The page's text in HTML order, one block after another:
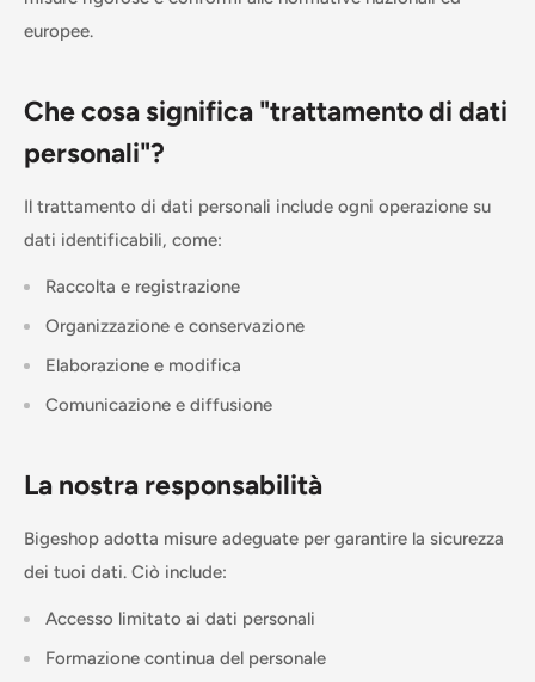
europee.
Che cosa significa "trattamento di dati
personali"?
Il trattamento di dati personali include ogni operazione su
dati identificabili, come:
Raccolta e registrazione
Organizzazione e conservazione
Elaborazione e modifica
Comunicazione e diffusione
La nostra responsabilità
Bigeshop adotta misure adeguate per garantire la sicurezza
dei tuoi dati. Ciò include:
Accesso limitato ai dati personali
Formazione continua del personale